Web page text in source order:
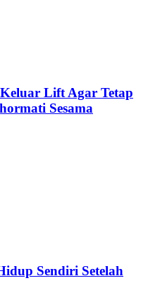
Lift Agar Tetap
Sesama
Sendiri Setelah